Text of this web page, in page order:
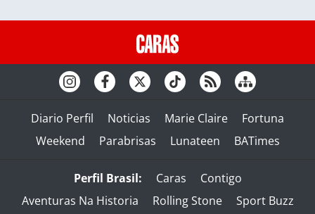
Diario Perfil Noticias Marie Claire
Fortuna
Weekend
Parabrisas Lunateen BATimes
Perfil Brasil: Caras
Contigo
Aventuras Na Historia
Rolling Stone Sport Buzz